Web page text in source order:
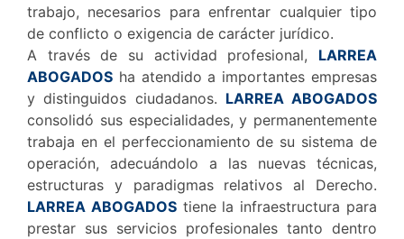
trabajo, necesarios para enfrentar cualquier tipo
de conflicto o exigencia de carácter jurídico.
A través de su actividad profesional, LARREA
ABOGADOS ha atendido a importantes empresas
y distinguidos ciudadanos. LARREA ABOGADOS
consolidó sus especialidades, y permanentemente
trabaja en el perfeccionamiento de su sistema de
operación, adecuándolo a las nuevas técnicas,
estructuras y paradigmas relativos al Derecho.
LARREA ABOGADOStiene la infraestructura para
prestar sus servicios profesionales tanto dentro